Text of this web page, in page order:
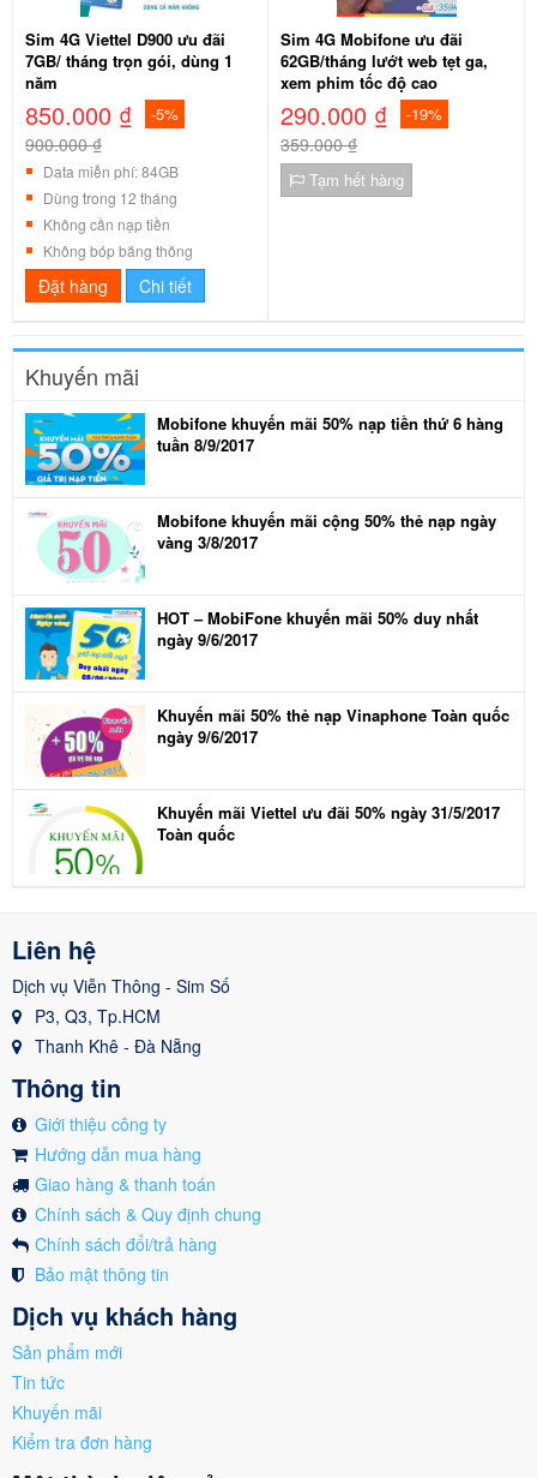
Sim 4G Viettel D900 ưu đãi
7GB/ tháng trọn gói, dùng 1
năm
850.000 ₫ -5%
900.000 ₫
Data miễn phí: 84GB
Dùng trong 12 tháng
Không cần nạp tiền
Không bóp băng thông
Đặt hàng Chi tiết
Sim 4G Mobifone ưu đãi
62GB/tháng lướt web tẹt ga,
xem phim tốc độ cao
290.000 ₫ -19%
359.000 ₫
Tạm hết hàng
Khuyến mãi
Mobifone khuyến mãi 50% nạp tiền thứ 6 hàng
tuần 8/9/2017
Mobifone khuyến mãi cộng 50% thẻ nạp ngày
vàng 3/8/2017
HOT – MobiFone khuyến mãi 50% duy nhất
ngày 9/6/2017
Khuyến mãi 50% thẻ nạp Vinaphone Toàn quốc
ngày 9/6/2017
Khuyến mãi Viettel ưu đãi 50% ngày 31/5/2017
Toàn quốc
Liên hệ
Dịch vụ Viễn Thông - Sim Số
P3, Q3, Tp.HCM
Thanh Khê - Đà Nẵng
Thông tin
Giới thiệu công ty
Hướng dẫn mua hàng
Giao hàng & thanh toán
Chính sách & Quy định chung
Chính sách đổi/trả hàng
Bảo mật thông tin
Dịch vụ khách hàng
Sản phẩm mới
Tin tức
Khuyến mãi
Kiểm tra đơn hàng